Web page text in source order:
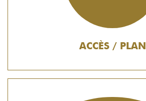
ACCÈS / PLAN